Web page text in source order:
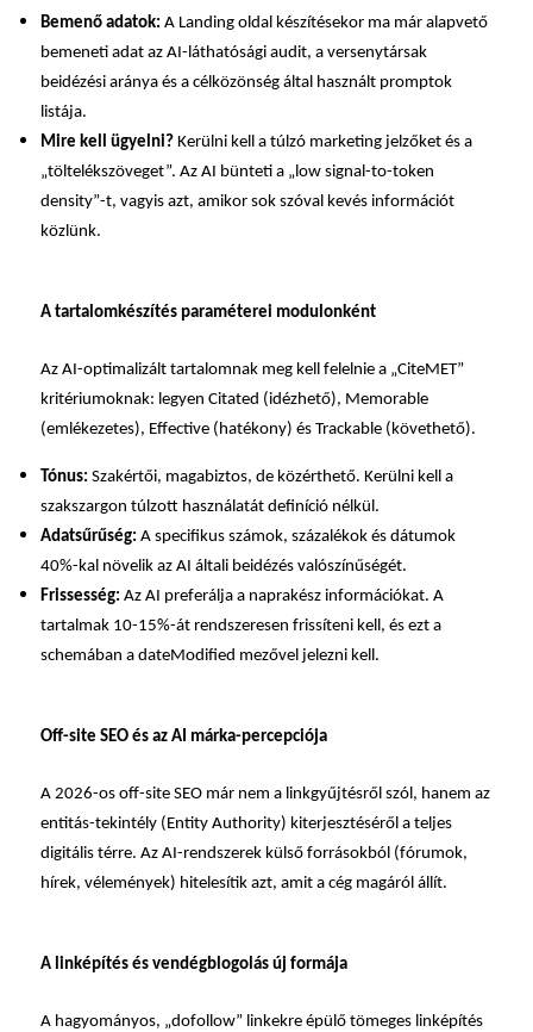
Bemenő adatok: A Landing oldal készítésekor ma már alapvető
bemeneti adat az AI-láthatósági audit, a versenytársak
beidézési aránya és acélközönség által használt promptok
listája.
Mire kell ügyelni? Kerülni kell a túlzó marketing jelzőket és a
„töltelékszöveget”. Az AI bünteti a „low signal-to-token
density”-t, vagyis azt, amikor sok szóval kevés információt
közlünk.
A tartalomkészítés paraméterei modulonként
Az AI-optimalizált tartalomnak meg kell felelnie a „CiteMET”
kritériumoknak: legyen Citated (idézhető), Memorable
(emlékezetes), Effective (hatékony) és Trackable (követhető).
Tónus: Szakértői, magabiztos, de közérthető. Kerülni kell a
szakszargon túlzott használatát definíció nélkül.
Adatsűrűség: A specifikus számok, százalékok és dátumok
40%-kal növelik az AI általi beidézés valószínűségét.
Frissesség: Az AI preferálja a naprakész információkat. A
tartalmak 10-15%-át rendszeresen frissíteni kell, és ezt a
schemában a dateModified mezővel jelezni kell.
Off-site SEO és az AI márka-percepciója
A 2026-os off-site SEO már nem a linkgyűjtésről szól, hanem az
entitás-tekintély (Entity Authority) kiterjesztéséről a teljes
digitális térre. Az AI-rendszerek külső forrásokból (fórumok,
hírek, vélemények) hitelesítik azt, amit a cég magáról állít.
A linképítés és vendégblogolás új formája
A hagyományos, „dofollow” linkekre épülő tömeges linképítés